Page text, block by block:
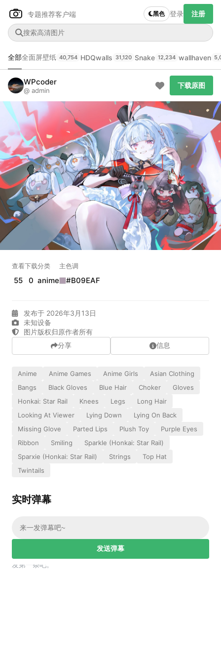
专题推荐客户端 黑色 登录 注册
全部全面屏壁纸 40,754 HDQwalls 31,120 Snake 12,234 wallhaven
WPcoder
@ admin
下载原图
查看
55
下载
0
分类
anime
主色调
#B09EAF
发布于 2026年3月13日
未知设备
图片版权归原作者所有
分享 信息
Anime Anime Games Anime Girls
Asian Clothing
Bangs
Black Gloves Blue Hair Choker
Gloves
Honkai: Star Rail
Knees Legs
Long Hair
Looking At Viewer
Lying Down
Lying On Back
Missing Glove
Parted Lips Plush Toy
Purple Eyes
Ribbon
Smiling
Sparkle (Honkai: Star Rail)
Sparxie (Honkai: Star Rail)
Strings
Top Hat
Twintails
实时弹幕
发送弹幕
，发第一条吧。
Author Name
@author
下载原图
查看
--
下载
-- --
主色调
--
发布
未知设备
在主题许可下可免费使用
分享 信息
实时弹幕
弹幕会在下方多行滚动展示；匿名发送有数量和频率限制。
加载弹幕...
相关壁纸
正在生成支付二维码...